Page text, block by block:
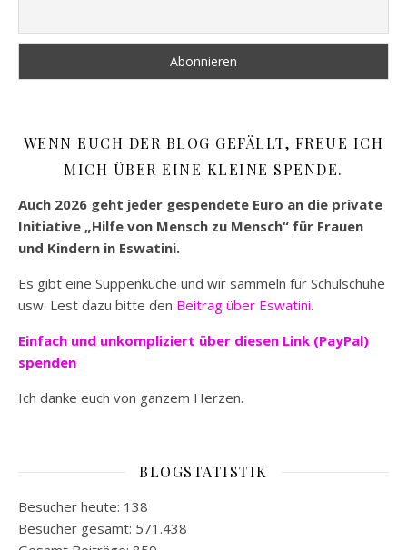
WENN EUCH DER BLOG GEFÄLLT, FREUE ICH
MICH ÜBER EINE KLEINE SPENDE.
Auch 2026 geht jeder gespendete Euro an die private
Initiative „Hilfe von Mensch zu Mensch“ für Frauen
und Kindern in Eswatini.
Es gibt eine Suppenküche und wir sammeln für Schulschuhe
usw. Lest dazu bitte den Beitrag über Eswatini.
Einfach und unkompliziert über diesen Link (PayPal)
spenden
Ich danke euch von ganzem Herzen.
BLOGSTATISTIK
Besucher heute: 138
Besucher gesamt: 571.438